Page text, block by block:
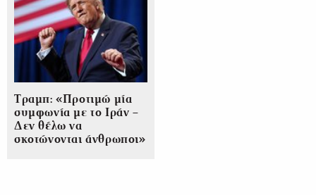
Τραμπ: «Προτιμώ μία
συμφωνία με το Ιράν –
Δεν θέλω να
σκοτώνονται άνθρωποι»